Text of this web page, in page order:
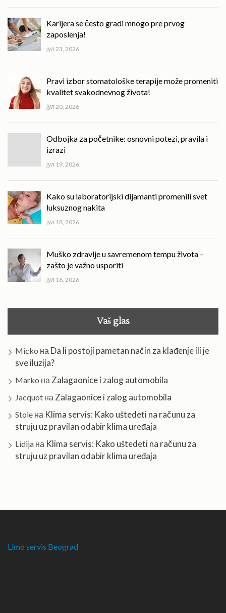
Karijera se često gradi mnogo pre prvog
zaposlenja!
јул 23, 2026
Pravi izbor stomatološke terapije može promeniti
kvalitet svakodnevnog života!
јул 20, 2026
Odbojka za početnike: osnovni potezi, pravila i
izrazi
јул 19, 2026
Kako su laboratorijski dijamanti promenili svet
luksuznog nakita
јул 18, 2026
Muško zdravlje u savremenom tempu života –
zašto je važno usporiti
јул 16, 2026
Vaš glas
Micko на Da li postoji pametan način za klađenje ili je
sve iluzija?
Marko на Zalagaonice i zalog automobila
Jacquot на Zalagaonice i zalog automobila
Stole на Klima servis: Kako uštedeti na računu za
struju uz pravilan odabir klima uređaja
Lidija на Klima servis: Kako uštedeti na računu za
struju uz pravilan odabir klima uređaja
Limo servis Beograd